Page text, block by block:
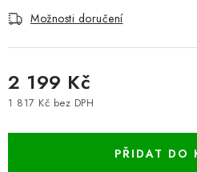
Možnosti doručení
2 199 Kč
1 817 Kč bez DPH
PŘIDAT DO